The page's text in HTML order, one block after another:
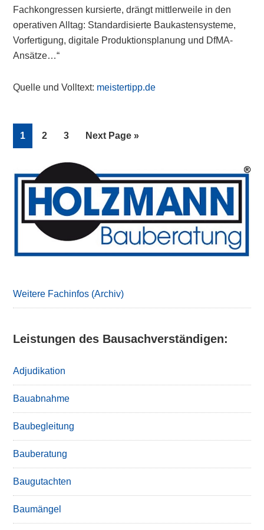
Fachkongressen kursierte, drängt mittlerweile in den
operativen Alltag: Standardisierte Baukastensysteme,
Vorfertigung, digitale Produktionsplanung und DfMA-
Ansätze…“
Quelle und Volltext: meistertipp.de
Page
1 Page
2 Page
3
Go
Next Page »
Primary
Sidebar
Weitere Fachinfos (Archiv)
Leistungen des Bausachverständigen:
Adjudikation
Bauabnahme
Baubegleitung
Bauberatung
Baugutachten
Baumängel